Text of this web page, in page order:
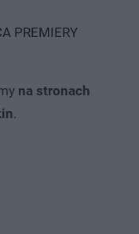
PREMIERY
na stronach
.